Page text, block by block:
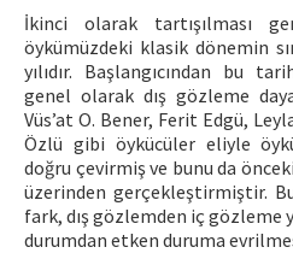
İkinci olarak tartışılması
öykümüzdeki klasik dönemin
yılıdır. Başlangıcından bu
genel olarak dış gözleme
Vüs’at O. Bener, Ferit Edgü,
Özlü gibi öykücüler eliyle
doğru çevirmiş ve bunu da
üzerinden gerçekleştirmiştir.
fark, dış gözlemden iç gözleme
durumdan etken duruma